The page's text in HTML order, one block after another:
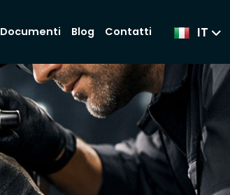
Documenti Blog Contatti IT